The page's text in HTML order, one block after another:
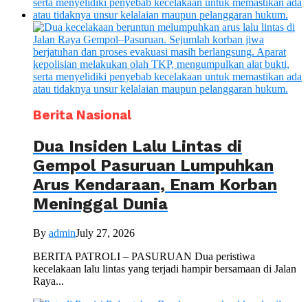
Berita Nasional
Dua Insiden Lalu Lintas di
Gempol Pasuruan Lumpuhkan
Arus Kendaraan, Enam Korban
Meninggal Dunia
By adminJuly 27, 2026
BERITA PATROLI – PASURUAN Dua peristiwa
kecelakaan lalu lintas yang terjadi hampir bersamaan di Jalan
Raya...